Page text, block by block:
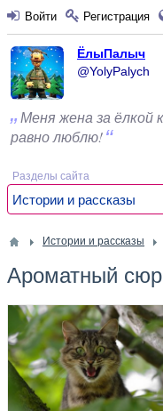
Войти Регистрация
ЁлыПалыч
@YolyPalych
Меня жена за ёлкой
равно люблю!
Разделы сайта
Истории и рассказы
Истории и рассказы
Ароматный